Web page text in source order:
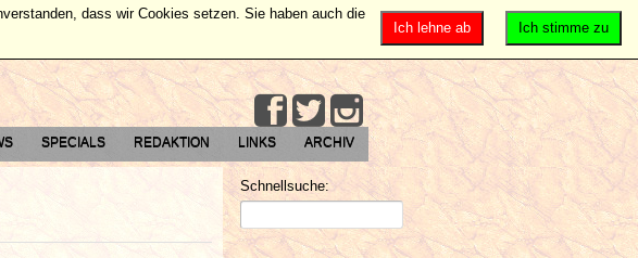
SPECIALS REDAKTION LINKS ARCHIV
Schnellsuche:
Ich stimme zu
Ich lehne ab
dass wir Cookies setzen. Sie haben auch die